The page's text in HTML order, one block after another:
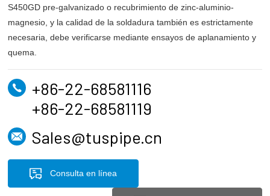
S450GD pre-galvanizado o recubrimiento de zinc-aluminio-
magnesio, y la calidad de la soldadura también es estrictamente
necesaria, debe verificarse mediante ensayos de aplanamiento y
quema.
+86-22-68581116
+86-22-68581119
Sales@tuspipe.cn
Consulta en línea